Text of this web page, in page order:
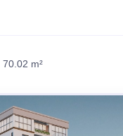
70.02 m²